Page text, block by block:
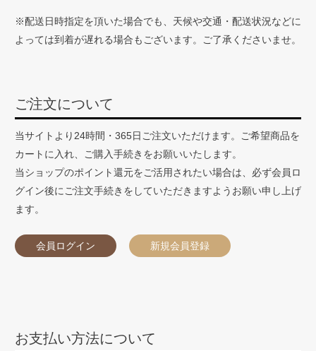
※配送日時指定を頂いた場合でも、天候や交通・配送状況などに
よっては到着が遅れる場合もございます。ご了承くださいませ。
ご注文について
当サイトより24時間・365日ご注文いただけます。ご希望商品を
カートに入れ、ご購入手続きをお願いいたします。
当ショップのポイント還元をご活用されたい場合は、必ず会員ロ
グイン後にご注文手続きをしていただきますようお願い申し上げ
ます。
会員ログイン 新規会員登録
お支払い方法について